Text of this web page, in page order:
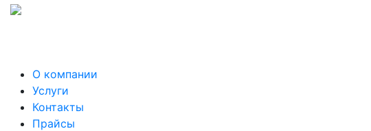
О компании
Услуги
Контакты
Прайсы